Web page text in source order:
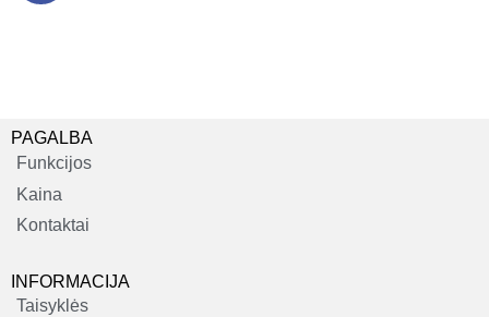
PAGALBA
Funkcijos
Kaina
Kontaktai
INFORMACIJA
Taisyklės